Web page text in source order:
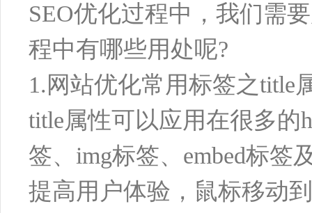
SEO优化过程中，我们需
程中有哪些用处呢?
1.网站优化常用标签之title
title属性可以应用在很多的
签、img标签、embed标签
提高用户体验，鼠标移动